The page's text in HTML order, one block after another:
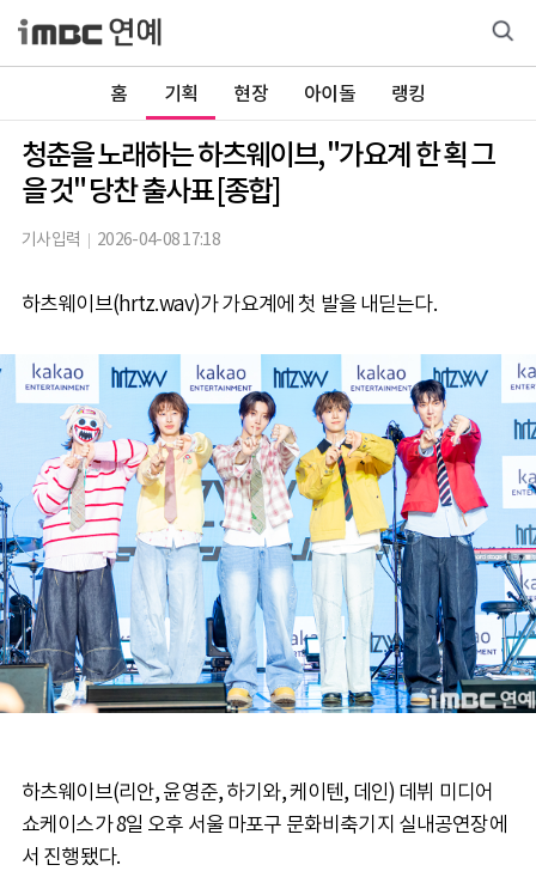
홈 기획 현장 아이돌 랭킹
청춘을 노래하는 하츠웨이브, "가요계 한 획 그
을 것" 당찬 출사표 [종합]
기사입력 2026-04-08 17:18
하츠웨이브(hrtz.wav)가 가요계에 첫 발을 내딛는다.
하츠웨이브(리안, 윤영준, 하기와, 케이텐, 데인) 데뷔 미디어
쇼케이스가 8일 오후 서울 마포구 문화비축기지 실내공연장에
서 진행됐다.